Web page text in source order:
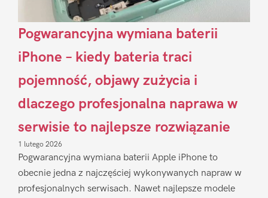
Pogwarancyjna wymiana baterii
iPhone – kiedy bateria traci
pojemność, objawy zużycia i
dlaczego profesjonalna naprawa w
serwisie to najlepsze rozwiązanie
1 lutego 2026
Pogwarancyjna wymiana baterii Apple iPhone to
obecnie jedna z najczęściej wykonywanych napraw w
profesjonalnych serwisach. Nawet najlepsze modele